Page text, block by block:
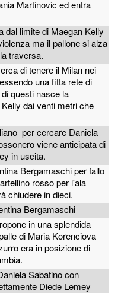
Martinovic ed entra
dal limite di Maegan Kelly
ma il pallone si alza
traversa.
di tenere il Milan nei
una fitta rete di
questi nasce la
dai venti metri che
per cercare Daniela
viene anticipata di
in uscita.
Bergamaschi per fallo
rosso per l'ala
chiudere in dieci.
Bergamaschi
in una splendida
di Maria Korenciova
era in posizione di
Sabatino con
Diede Lemey